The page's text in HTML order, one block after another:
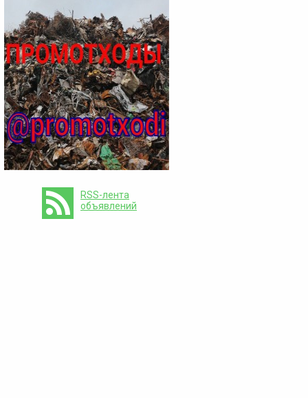
RSS-лента
объявлений